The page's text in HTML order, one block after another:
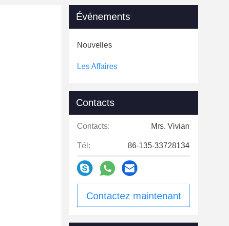
Événements
Nouvelles
Les Affaires
Contacts
Contacts: Mrs. Vivian
Tél: 86-135-33728134
Contactez maintenant